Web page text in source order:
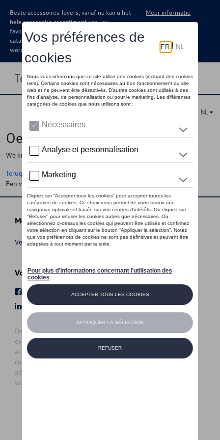
Beste accessoires-lovers, vanaf nu kan u het
hele accessoire assortiment van uw
favoriete merk terugvinden in de online
catalogus. Deze kunnen steeds besteld
worden via uw dealer.
Meer informatie
Toggle navigation
NL
Oeps !
We kunnen de pagina, de informatie die u zoekt niet vinden
Terug naar de startpagina
Een vraag ?
Meer info
Verkoopsvoorwaarden
Volg Ons
Facebook
Youtube
LinkedIn
Instagram
De prijzen op deze site zijn adviesprijzen (incl. btw), exclusief
eventuele installatiekosten. Voor meer informatie over de
actuele verkoopprijs en de eventuele installatiekosten kunt u
contact opnemen met uw concessiehouder / agent. De
adviesprijzen kunnen zonder voorafgaande kennisgeving
worden gewijzigd.